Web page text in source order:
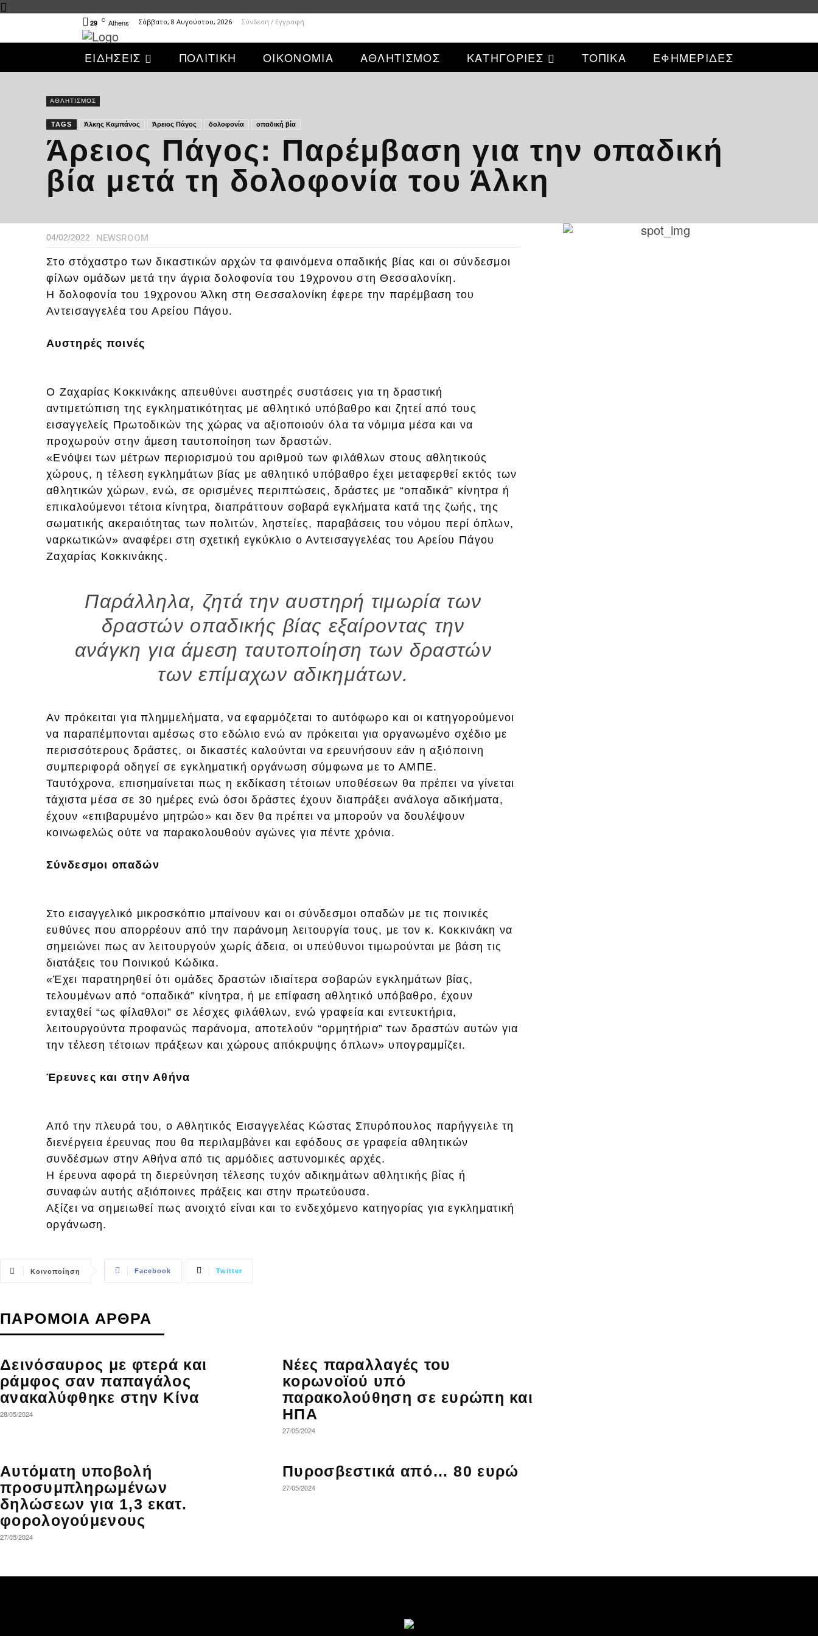
29 C Athens Σάββατο, 8 Αυγούστου, 2026 Σύνδεση / Εγγραφή
ΕΙΔΗΣΕΙΣ ΠΟΛΙΤΙΚΗ ΟΙΚΟΝΟΜΙΑ ΑΘΛΗΤΙΣΜΟΣ ΚΑΤΗΓΟΡΙΕΣ ΤΟΠΙΚΑ ΕΦΗΜΕΡΙΔΕΣ
ΑΘΛΗΤΙΣΜΟΣ
TAGS Άλκης Καμπάνος Άρειος Πάγος δολοφονία οπαδική βία
Άρειος Πάγος: Παρέμβαση για την οπαδική
βία μετά τη δολοφονία του Άλκη
04/02/2022 NEWSROOM
Στο στόχαστρο των δικαστικών αρχών τα φαινόμενα οπαδικής βίας και οι σύνδεσμοι
φίλων ομάδων μετά την άγρια δολοφονία του 19χρονου στη Θεσσαλονίκη.
Η δολοφονία του 19χρονου Άλκη στη Θεσσαλονίκη έφερε την παρέμβαση του
Αντεισαγγελέα του Αρείου Πάγου.
Αυστηρές ποινές
Ο Ζαχαρίας Κοκκινάκης απευθύνει αυστηρές συστάσεις για τη δραστική
αντιμετώπιση της εγκληματικότητας με αθλητικό υπόβαθρο και ζητεί από τους
εισαγγελείς Πρωτοδικών της χώρας να αξιοποιούν όλα τα νόμιμα μέσα και να
προχωρούν στην άμεση ταυτοποίηση των δραστών.
«Ενόψει των μέτρων περιορισμού του αριθμού των φιλάθλων στους αθλητικούς
χώρους, η τέλεση εγκλημάτων βίας με αθλητικό υπόβαθρο έχει μεταφερθεί εκτός των
αθλητικών χώρων, ενώ, σε ορισμένες περιπτώσεις, δράστες με “οπαδικά” κίνητρα ή
επικαλούμενοι τέτοια κίνητρα, διαπράττουν σοβαρά εγκλήματα κατά της ζωής, της
σωματικής ακεραιότητας των πολιτών, ληστείες, παραβάσεις του νόμου περί όπλων,
ναρκωτικών» αναφέρει στη σχετική εγκύκλιο ο Αντεισαγγελέας του Αρείου Πάγου
Ζαχαρίας Κοκκινάκης.
Παράλληλα, ζητά την αυστηρή τιμωρία των
δραστών οπαδικής βίας εξαίροντας την
ανάγκη για άμεση ταυτοποίηση των δραστών
των επίμαχων αδικημάτων.
Αν πρόκειται για πλημμελήματα, να εφαρμόζεται το αυτόφωρο και οι κατηγορούμενοι
να παραπέμπονται αμέσως στο εδώλιο ενώ αν πρόκειται για οργανωμένο σχέδιο με
περισσότερους δράστες, οι δικαστές καλούνται να ερευνήσουν εάν η αξιόποινη
συμπεριφορά οδηγεί σε εγκληματική οργάνωση σύμφωνα με το ΑΜΠΕ.
Ταυτόχρονα, επισημαίνεται πως η εκδίκαση τέτοιων υποθέσεων θα πρέπει να γίνεται
τάχιστα μέσα σε 30 ημέρες ενώ όσοι δράστες έχουν διαπράξει ανάλογα αδικήματα,
έχουν «επιβαρυμένο μητρώο» και δεν θα πρέπει να μπορούν να δουλέψουν
κοινωφελώς ούτε να παρακολουθούν αγώνες για πέντε χρόνια.
Σύνδεσμοι οπαδών
Στο εισαγγελικό μικροσκόπιο μπαίνουν και οι σύνδεσμοι οπαδών με τις ποινικές
ευθύνες που απορρέουν από την παράνομη λειτουργία τους, με τον κ. Κοκκινάκη να
σημειώνει πως αν λειτουργούν χωρίς άδεια, οι υπεύθυνοι τιμωρούνται με βάση τις
διατάξεις του Ποινικού Κώδικα.
«Έχει παρατηρηθεί ότι ομάδες δραστών ιδιαίτερα σοβαρών εγκλημάτων βίας,
τελουμένων από “οπαδικά” κίνητρα, ή με επίφαση αθλητικό υπόβαθρο, έχουν
ενταχθεί “ως φίλαθλοι” σε λέσχες φιλάθλων, ενώ γραφεία και εντευκτήρια,
λειτουργούντα προφανώς παράνομα, αποτελούν “ορμητήρια” των δραστών αυτών για
την τέλεση τέτοιων πράξεων και χώρους απόκρυψης όπλων» υπογραμμίζει.
Έρευνες και στην Αθήνα
Από την πλευρά του, ο Αθλητικός Εισαγγελέας Κώστας Σπυρόπουλος παρήγγειλε τη
διενέργεια έρευνας που θα περιλαμβάνει και εφόδους σε γραφεία αθλητικών
συνδέσμων στην Αθήνα από τις αρμόδιες αστυνομικές αρχές.
H έρευνα αφορά τη διερεύνηση τέλεσης τυχόν αδικημάτων αθλητικής βίας ή
συναφών αυτής αξιόποινες πράξεις και στην πρωτεύουσα.
Αξίζει να σημειωθεί πως ανοιχτό είναι και το ενδεχόμενο κατηγορίας για εγκληματική
οργάνωση.
Κοινοποίηση Facebook Twitter
ΠΑΡΟΜΟΙΑ ΑΡΘΡΑ
Δεινόσαυρος με φτερά και
ράμφος σαν παπαγάλος
ανακαλύφθηκε στην Κίνα
28/05/2024
Νέες παραλλαγές του
κορωνοϊού υπό
παρακολούθηση σε ευρώπη και
ΗΠΑ
27/05/2024
Αυτόματη υποβολή
προσυμπληρωμένων
δηλώσεων για 1,3 εκατ.
φορολογούμενους
27/05/2024
Πυροσβεστικά από… 80 ευρώ
27/05/2024